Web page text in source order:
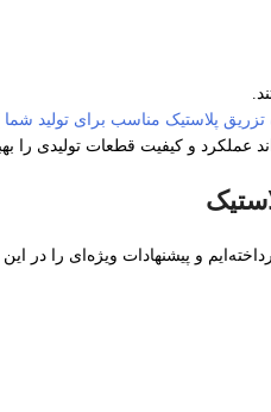
تزریق پلاستیک مناسب برای تولید شما
عملکرد و کیفیت قطعات تولیدی را
و پیشنهادات ویژه‌ای را در